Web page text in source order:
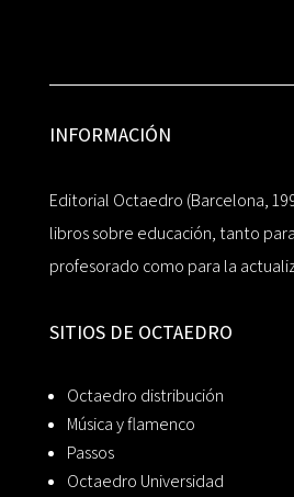
INFORMACIÓN
Editorial Octaedro (Barcelona,
libros sobre educación, tanto
profesorado como para la
SITIOS DE OCTAEDRO
Octaedro distribución
Música y flamenco
Passos
Octaedro Universidad